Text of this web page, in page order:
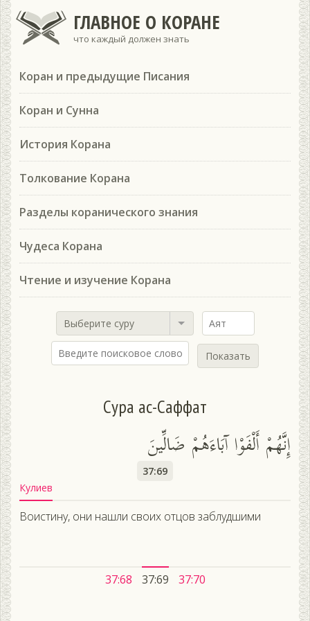
ГЛАВНОЕ О КОРАНЕ
что каждый должен знать
Коран и предыдущие Писания
Коран и Сунна
История Корана
Толкование Корана
Разделы коранического знания
Чудеса Корана
Чтение и изучение Корана
Выберите суру
Показать
Сура ас-Саффат
إِنَّهُمْ أَلْفَوْا آبَاءَهُمْ ضَالِّينَ
37:69
Кулиев
Воистину, они нашли своих отцов заблудшими
37:68 37:69 37:70